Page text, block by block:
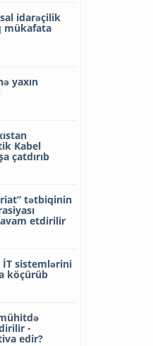
idarəçilik
mükafata
yaxın
Kabel
çatdırıb
tətbiqinin
etdirilir
İT sistemlərini
köçürüb
-
edir?